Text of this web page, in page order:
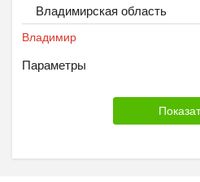
Владимирская область
Владимир
Параметры